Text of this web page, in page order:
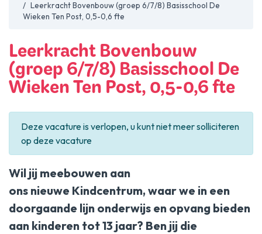
Leerkracht Bovenbouw (groep 6/7/8) Basisschool De
Wieken Ten Post, 0,5-0,6 fte
Leerkracht Bovenbouw
(groep 6/7/8) Basisschool De
Wieken Ten Post, 0,5-0,6 fte
Deze vacature is verlopen, u kunt niet meer solliciteren
op deze vacature
Wil jij meebouwen aan
ons nieuwe Kindcentrum, waar we in een
doorgaande lijn onderwijs en opvang bieden
aan kinderen tot 13 jaar? Ben jij die